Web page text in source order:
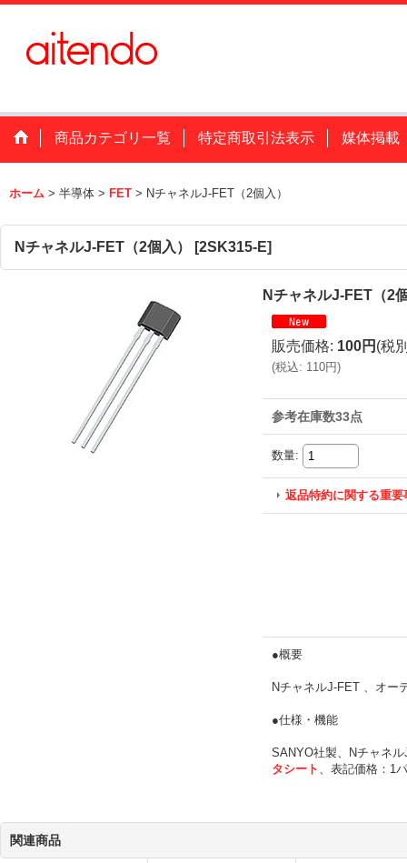
商品カテゴリ一覧 特定商取引法表示 媒体掲載
ホーム > 半導体 > FET > NチャネルJ-FET（2個入）
NチャネルJ-FET（2個入） [2SK315-E]
NチャネルJ-FET（2
販売価格: 100円 (税
(税込: 110円)
参考在庫数33点
数量:
返品特約に関する重要
●概要
NチャネルJ-FET 、オー
●仕様・機能
SANYO社製、Nチャネ
タシート 、表記価格：1
関連商品